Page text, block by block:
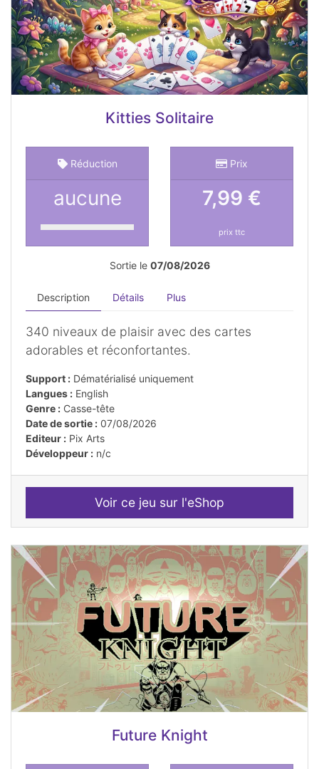
Kitties Solitaire
Réduction
aucune
Prix
7,99 €
prix ttc
Sortie le 07/08/2026
Description Détails Plus
340 niveaux de plaisir avec des cartes
adorables et réconfortantes.
Support : Dématérialisé uniquement
Langues : English
Genre : Casse-tête
Date de sortie : 07/08/2026
Editeur : Pix Arts
Développeur : n/c
Voir ce jeu sur l'eShop
Future Knight